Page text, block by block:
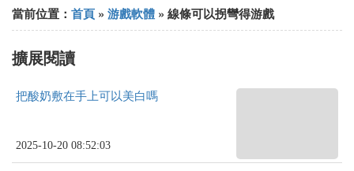
當前位置： 首頁 » 游戲軟體 » 線條可以拐彎得游戲
擴展閱讀
把酸奶敷在手上可以美白嗎
2025-10-20 08:52:03